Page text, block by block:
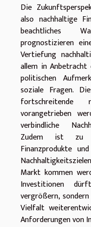
Die
also nachhaltige
beachtliches
prognostizieren
Vertiefung
allem in
politischen
soziale Fragen.
fortschreitende
vorangetrieben
verbindliche
Zudem ist zu
Finanzprodukte
Markt kommen
Investitionen
vergrößern,
Vielfalt
Anforderungen von